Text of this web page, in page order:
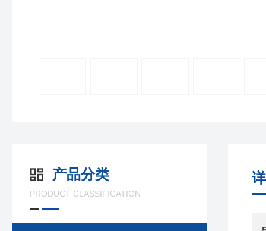
产品分类
PRODUCT CLASSIFICATION